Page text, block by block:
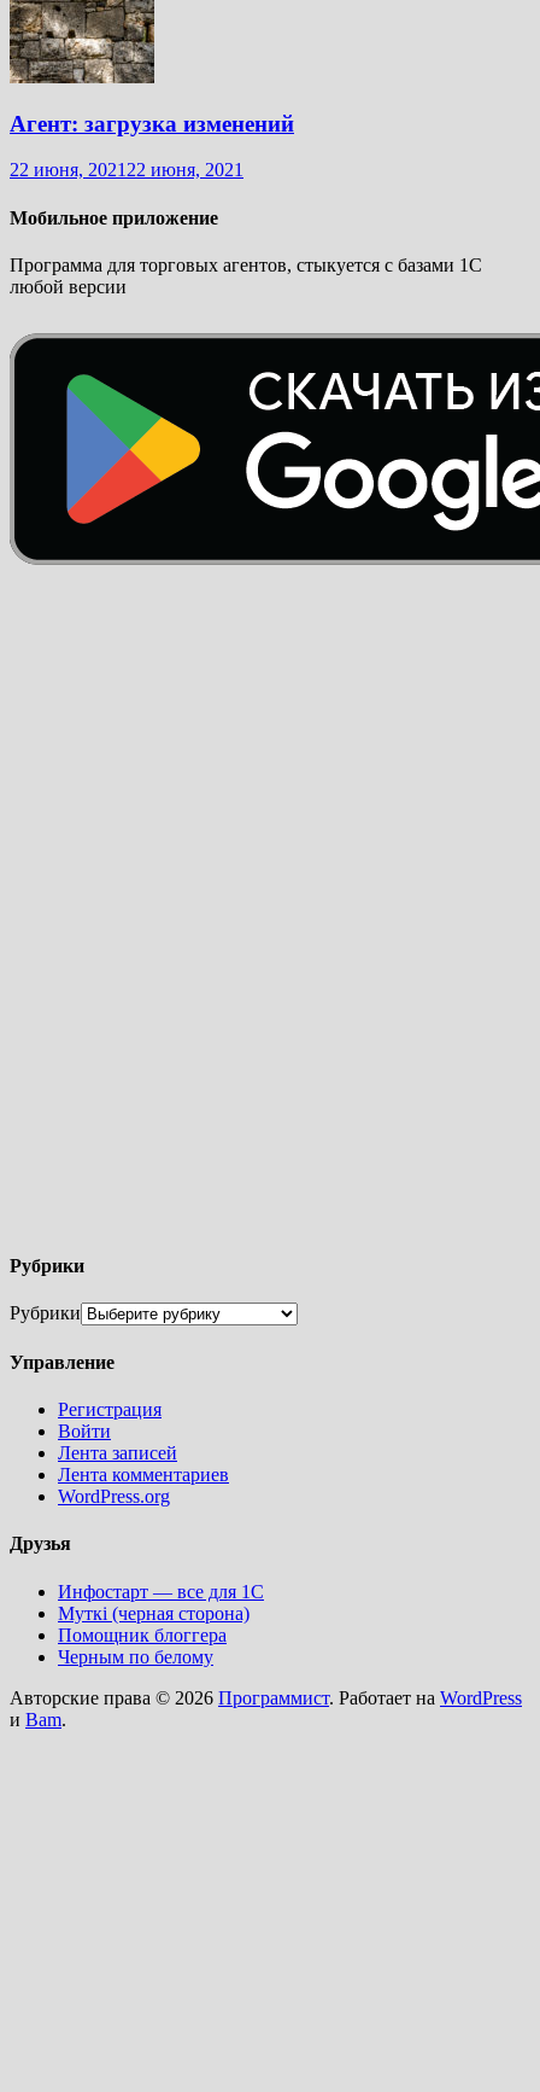
Агент: загрузка изменений
22 июня, 2021 22 июня, 2021
Мобильное приложение
Программа для торговых агентов, стыкуется с базами 1С
любой версии
Рубрики
Рубрики
Управление
Регистрация
Войти
Лента записей
Лента комментариев
WordPress.org
Друзья
Инфостарт — все для 1С
Муткi (черная сторона)
Помощник блоггера
Черным по белому
Авторские права © 2026 Программист. Работает на WordPress
и Bam.